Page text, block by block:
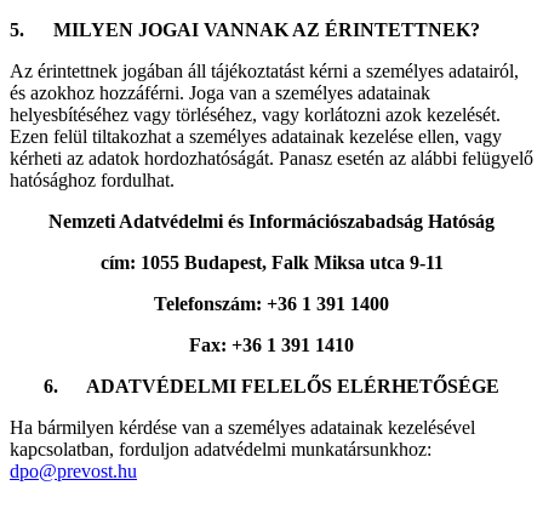
5. MILYEN JOGAI VANNAK AZ ÉRINTETTNEK?
Az érintettnek jogában áll tájékoztatást kérni a személyes adatairól,
és azokhoz hozzáférni. Joga van a személyes adatainak
helyesbítéséhez vagy törléséhez, vagy korlátozni azok kezelését.
Ezen felül tiltakozhat a személyes adatainak kezelése ellen, vagy
kérheti az adatok hordozhatóságát. Panasz esetén az alábbi felügyelő
hatósághoz fordulhat.
Nemzeti Adatvédelmi és Információszabadság Hatóság
cím: 1055 Budapest, Falk Miksa utca 9-11
Telefonszám: +36 1 391 1400
Fax: +36 1 391 1410
6. ADATVÉDELMI FELELŐS ELÉRHETŐSÉGE
Ha bármilyen kérdése van a személyes adatainak kezelésével
kapcsolatban, forduljon adatvédelmi munkatársunkhoz:
dpo@prevost.hu